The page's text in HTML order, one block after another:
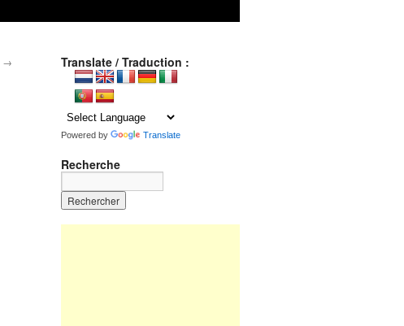
→ Translate / Traduction :
Powered by Translate
Recherche